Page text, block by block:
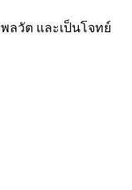
ลวัต และเป็นโจทย์